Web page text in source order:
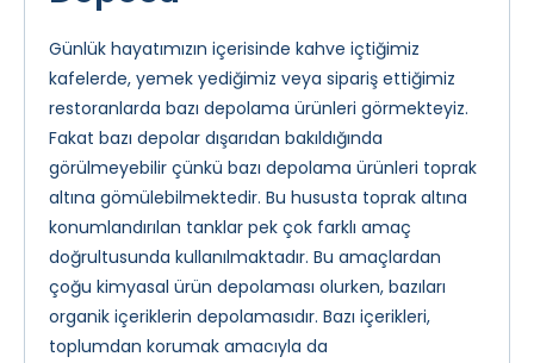
Günlük hayatımızın içerisinde kahve içtiğimiz
kafelerde, yemek yediğimiz veya sipariş ettiğimiz
restoranlarda bazı depolama ürünleri görmekteyiz.
Fakat bazı depolar dışarıdan bakıldığında
görülmeyebilir çünkü bazı depolama ürünleri toprak
altına gömülebilmektedir. Bu hususta toprak altına
konumlandırılan tanklar pek çok farklı amaç
doğrultusunda kullanılmaktadır. Bu amaçlardan
çoğu kimyasal ürün depolaması olurken, bazıları
organik içeriklerin depolamasıdır. Bazı içerikleri,
toplumdan korumak amacıyla da